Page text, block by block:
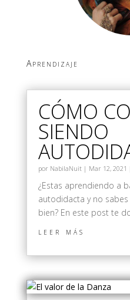
Aprendizaje
CÓMO
SIENDO
por NabilaNuit| Mar 12, 2021
¿Estas aprendiendo a
autodidacta y no
bien? En este post te
leer más